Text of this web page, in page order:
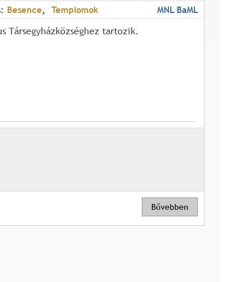
Besence Templomok MNL BaML
Társegyházközséghez tartozik.
Bővebben